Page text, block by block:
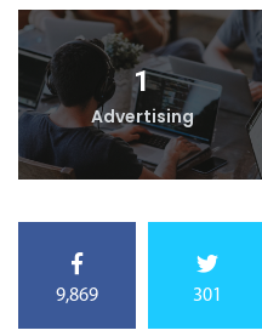
1
Advertising
9,869 301